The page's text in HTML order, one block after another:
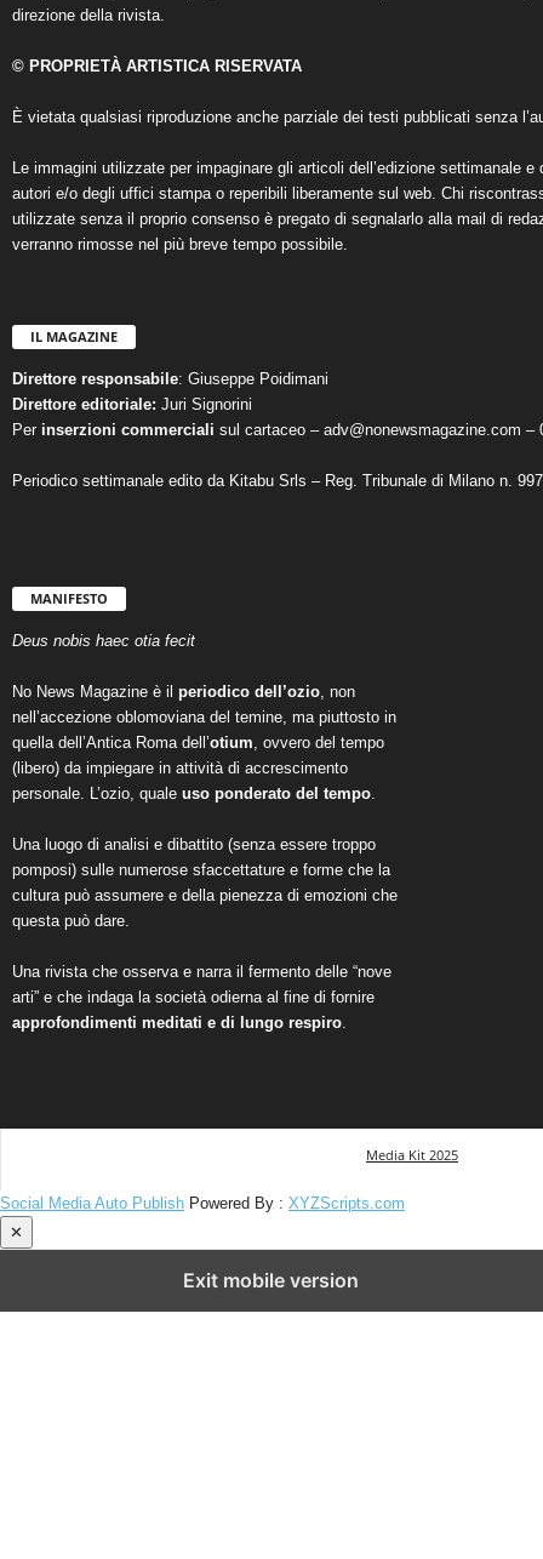
direzione della rivista.
© PROPRIETÀ ARTISTICA RISERVATA
È vietata qualsiasi riproduzione anche parziale dei testi pubblicati senza
Le immagini utilizzate per impaginare gli articoli dell’edizione settimanale
autori e/o degli uffici stampa o reperibili liberamente sul web. Chi
utilizzate senza il proprio consenso è pregato di segnalarlo alla mail di
verranno rimosse nel più breve tempo possibile.
IL MAGAZINE
Direttore responsabile: Giuseppe Poidimani
Direttore editoriale: Juri Signorini
Per inserzioni commerciali sul cartaceo – adv@nonewsmagazine.com –
Periodico settimanale edito da Kitabu Srls – Reg. Tribunale di Milano n.
MANIFESTO
Deus nobis haec otia fecit
No News Magazine è il periodico dell’ozio, non
nell’accezione oblomoviana del temine, ma piuttosto in
quella dell’Antica Roma dell’otium, ovvero del tempo
(libero) da impiegare in attività di accrescimento
personale. L’ozio, quale uso ponderato del tempo.
Una luogo di analisi e dibattito (senza essere troppo
pomposi) sulle numerose sfaccettature e forme che la
cultura può assumere e della pienezza di emozioni che
questa può dare.
Una rivista che osserva e narra il fermento delle “nove
arti” e che indaga la società odierna al fine di fornire
approfondimenti meditati e di lungo respiro.
Media Kit 2025
Social Media Auto Publish Powered By : XYZScripts.com
✕
Exit mobile version